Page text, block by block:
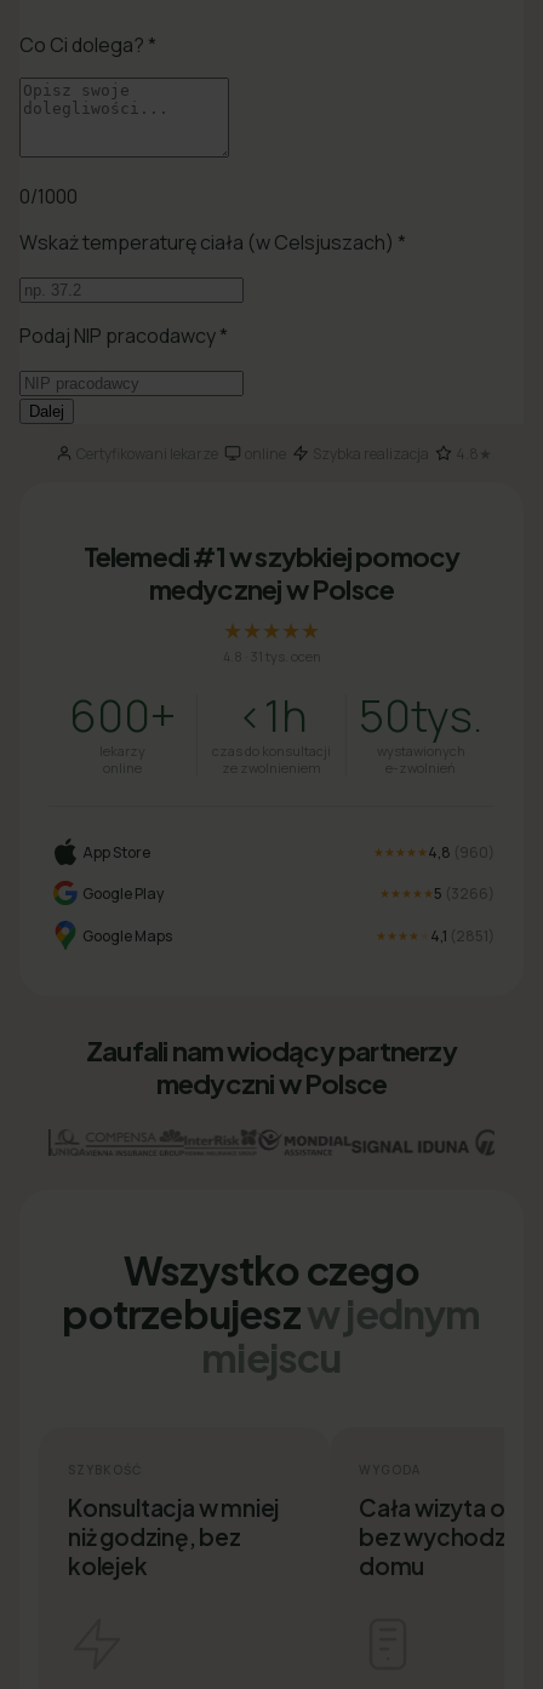
Certyfikowani lekarze· online· Szybka realizacja 4.8★
Telemedi #1 w szybkiej pomocy
medycznej w Polsce
★★★★★
4.8 31 tys. ocen
600+
lekarzy
online
<1h
czas do konsultacji
ze zwolnieniem
50tys.
wystawionych
e-zwolnień
App Store ★★★★★ 4,8 (960
Google Play
★★★★★ 5 (3266
Google Maps ★★★★ 4,1 (2851
Zaufali nam wiodący partnerzy
medyczni w Polsce
Wszystko czego
potrzebujeszw jednym
miejscu
SZYBKOŚĆ
Konsultacja w mniej
niż godzinę, bez
kolejek
WYGODA
Cała wizyta
bez
domu